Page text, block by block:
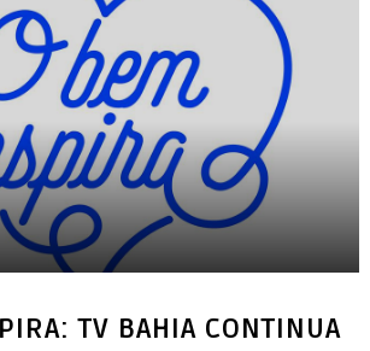
TV BAHIA CONTINUA